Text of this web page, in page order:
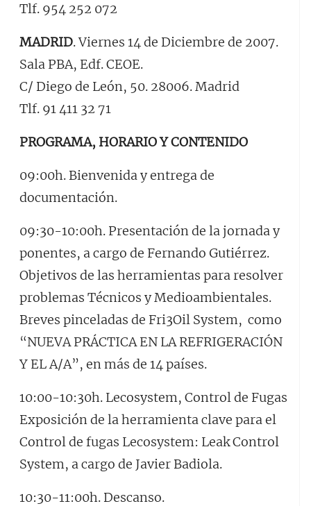
Tlf. 954 252 072
MADRID. Viernes 14 de Diciembre de 2007.
Sala PBA, Edf. CEOE.
C/ Diego de León, 50. 28006. Madrid
Tlf. 91 411 32 71
PROGRAMA, HORARIO Y CONTENIDO
09:00h. Bienvenida y entrega de
documentación.
09:30-10:00h. Presentación de la jornada y
ponentes, a cargo de Fernando Gutiérrez.
Objetivos de las herramientas para resolver
problemas Técnicos y Medioambientales.
Breves pinceladas de Fri3Oil System, como
“NUEVA PRÁCTICA EN LA REFRIGERACIÓN
Y EL A/A”, en más de 14 países.
10:00-10:30h. Lecosystem, Control de Fugas
Exposición de la herramienta clave para el
Control de fugas Lecosystem: Leak Control
System, a cargo de Javier Badiola.
10:30-11:00h. Descanso.